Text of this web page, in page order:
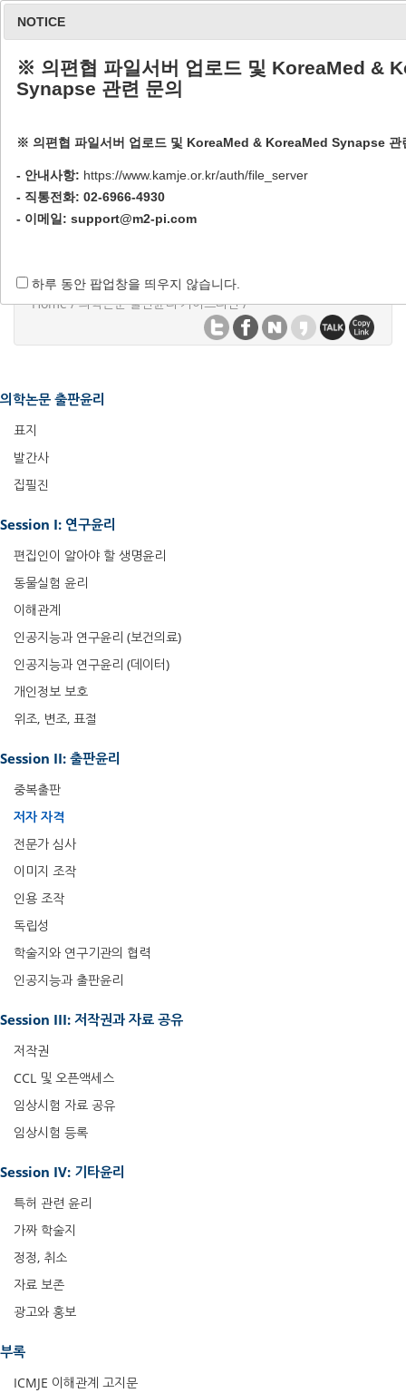
의학논문 출판윤리 가이드라
인
Home / 의학논문 출판윤리 가이드라인 /
의학논문 출판윤리
표지
발간사
집필진
Session I: 연구윤리
편집인이 알아야 할 생명윤리
동물실험 윤리
이해관계
인공지능과 연구윤리 (보건의료)
인공지능과 연구윤리 (데이터)
개인정보 보호
위조, 변조, 표절
Session II: 출판윤리
중복출판
저자 자격
전문가 심사
이미지 조작
인용 조작
독립성
학술지와 연구기관의 협력
인공지능과 출판윤리
Session III: 저작권과 자료 공유
저작권
CCL 및 오픈액세스
임상시험 자료 공유
임상시험 등록
Session IV: 기타윤리
특허 관련 윤리
가짜 학술지
정정, 취소
자료 보존
광고와 홍보
부록
ICMJE 이해관계 고지문
NOTICE
※ 의편협 파일서버 업로드 및 KoreaMed &
Synapse 관련 문의
※ 의편협 파일서버 업로드 및 KoreaMed & KoreaMed Synapse 관
- 안내사항: https://www.kamje.or.kr/auth/file_server
- 직통전화: 02-6966-4930
- 이메일: support@m2-pi.com
하루 동안 팝업창을 띄우지 않습니다.